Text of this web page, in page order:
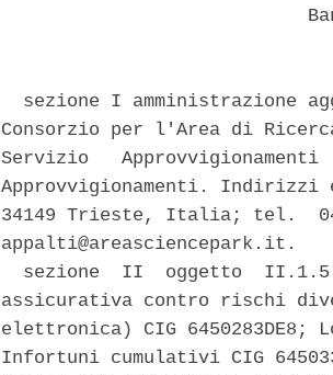
sezione I amministrazione
Consorzio per l'Area di
Servizio
Approvvigionamenti.
34149 Trieste, Italia; tel.
appalti@areasciencepark.it.
sezione  II  oggetto
assicurativa contro rischi
elettronica) CIG 6450283DE8;
Infortuni cumulativi CIG